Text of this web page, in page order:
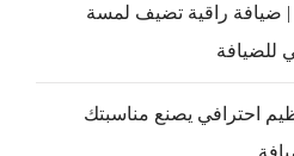
ضيافة راقية تضيف لمسة
للضيافة
احترافي يصنع مناسبتك